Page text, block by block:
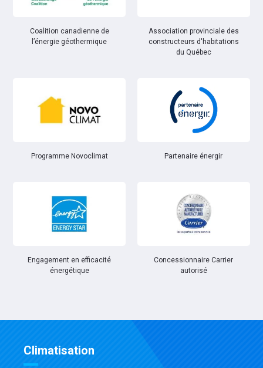
Coalition canadienne de
l’énergie géothermique
Association provinciale des
constructeurs d'habitations
du Québec
Programme Novoclimat Partenaire énergir
Engagement en efficacité
énergétique
Concessionnaire Carrier
autorisé
Climatisation